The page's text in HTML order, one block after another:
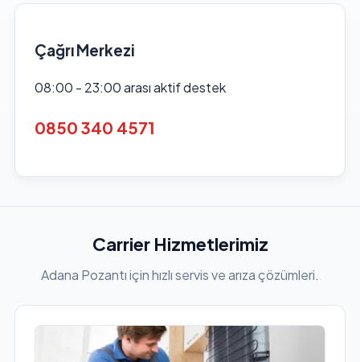
Çağrı Merkezi
08:00 - 23:00 arası aktif destek
0850 340 4571
Carrier Hizmetlerimiz
Adana Pozantı için hızlı servis ve arıza çözümleri.